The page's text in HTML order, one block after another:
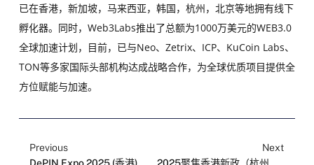
已在香港，新加坡，马来西亚，韩国，杭州，北京等地拥有线下
孵化器。同时，Web3Labs推出了总额为1000万美元的WEB3.0
全球加速计划，目前，已与Neo、Zetrix、ICP、KuCoin Labs、
TON等多家国际头部机构达成战略合作，为全球优质项目提供全
方位赋能与加速。
Previous
Next